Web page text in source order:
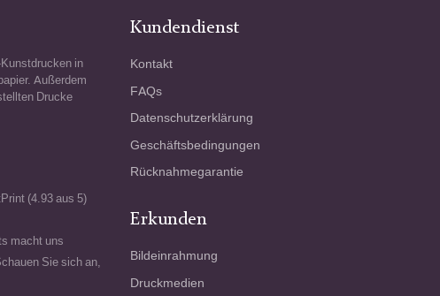
in
Außerdem
Drucke
(4.93 aus 5)
macht uns
Sie sich an,
Kundendienst
Kontakt
FAQs
Datenschutzerklärung
Geschäftsbedingungen
Rücknahmegarantie
Erkunden
Bildeinrahmung
Druckmedien